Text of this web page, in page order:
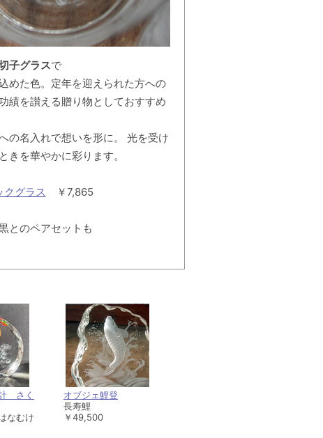
子グラスで
めた色。定年を迎えられた方への
績を讃える贈り物としておすすめ
の名入れで想いを形に。 光を受け
きを華やかに彩ります。
クグラス ￥7,865
とのペアセットも
さく
なむけ
オブジェ鯉登
長寿鯉
￥49,500